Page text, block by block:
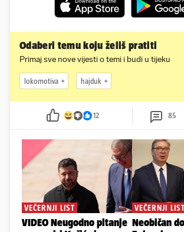
Odaberi temu koju želiš pratiti
Primaj sve nove vijesti o temi i budi u tijeku
lokomotiva hajduk
12 85